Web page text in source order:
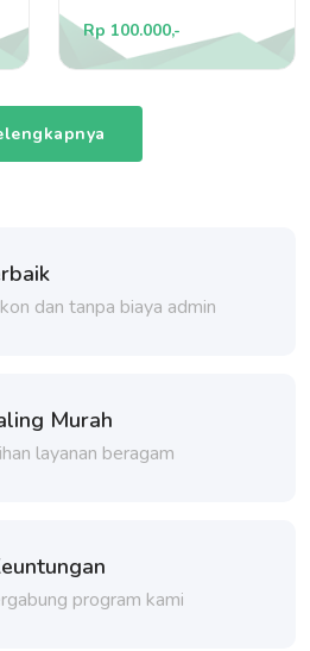
Rp 100.000,-
dan tanpa biaya admin
Murah
layanan beragam
program kami